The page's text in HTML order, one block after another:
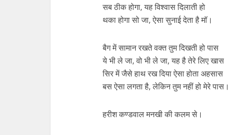
सब ठीक होगा, यह विश्वास दिलाती हो
थका होगा सो जा, ऐसा सुनाई देता है मॉ।
बैग में सामान रखते वक्त तुम दिखती हो पास
ये भी ले जा, वो भी ले जा, यह है तेरे लिए खास
सिर में जैसे हाथ रख दिया ऐसा होता अहसास
बस ऐसा लगता है, लेकिन तुम नहीं हो मेरे पास।
हरीश कण्डवाल मनखी की कलम से।